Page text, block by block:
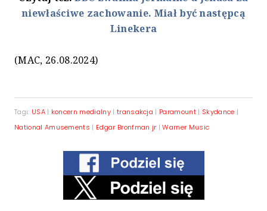
niewłaściwe zachowanie. Miał być następcą
Linekera
(MAC, 26.08.2024)
Tagi: USA | koncern medialny| transakcja | Paramount | Skydance |
National Amusements | Edgar Bronfman jr |Warner Music